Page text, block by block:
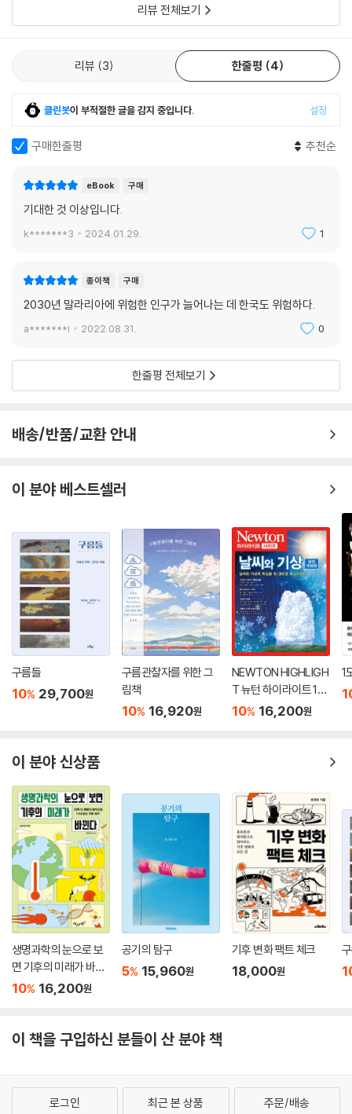
다. 우리의 관심은 과거의 오류가 아니라 미래의 전략이다.―본문에서
이 책의 저자들은 글로벌 기후 과학 분야에서 1급 학자이며, 기후 위기 및
탄소 제로 관련 글로벌 정책 분야에서 막강한 영향력을 가진 저명 인사다.
저자 소개에 명시된 대로 요한 록스트룀은 지구 대기의 이산화탄소 농도가
320피피엠이던 시절(1965년)에 태어났으며 오웬 가프니가 태어날 무렵
수치는 416피피엠을 기록할 정도로 기후 변화는 지구의 위험 한계선에 대
한 가장 강렬한 위협으로 다가왔다.?
장으로서 12년간 재직했고, 2018년 10월부터 독일에 본부를 둔 포츠담 기
후 영향 연구소 소장으로 일하고 있다. 동시에 독일 포츠담 대학교와 스웨
덴 스톡홀름 대학교에서 글로벌 지속 가능성을 주제로 연구하며 가르치고
있는 전제 조건과 한계를 과학적으로 파악할 수 있게 해 줄 ‘지구 위험 한계
선’이라는 새로운 개념을 고안해 냈고, 과학적으로 정식화했다.
지구 환경 변화를 회피할 수 있을지도 모른다는 이 개념을 록스트룀은 28
생존을 지원해 주는 전제 조건이 되는 시스템을 9가지로 구분하고 각각의
하기도 했다.
그의 이 지구 위험 한계선 연구는 2010년대 이후 점증되는 기후 위기와 함
께 폭발적인 관심을 모았고, 분석 회사 클래리베이트(Clarivate)는 그를
최근 10년 동안 해당 분야에서 가장 많이 인용된 상위 1퍼센트의 연구자로
선정해 발표하기도 했다. 유럽 기후 위기 관련 연구와 정부 정책 등에서 막
강한 영향력을 발휘하는 그는 2009년에 과학과 사회를 이어주는 공로로
《포커스》에서 선정하는 ‘올해의 스웨덴 인’ 상을 수상했다. 스웨덴의 환경
경제 잡지 《밀료아크투엘트(Miljoaktuellt)》는 그를 환경 문제에서 스웨
덴에서 두 번째로 영향력 있는 인물로 꼽기도 했고, 스웨덴의 대표 경제지
《벡칸스마페레르(VeckansAffarer)》는 2010년 그에게 ‘소셜 캐피탈리
자 심포지엄의 의장을 맡기도 했다. 또한 유럽과 미국의 정?재계에서 기후
위기 및 탄소 중립과 관련해서 막강한 영향력을 발휘하는 기구들인 EAT
재단(EAT Foundation), KR 재단(KR Foundation), 글로벌 챌린지스
재단(Global Challenges Foundation), 지구 연합(Earth League),
미래 지구(Future Earth), 어스 커미션(Earth Commission) 등의 임원
이자 펠로로 활동 중이며, 세계 경제 포럼, 유엔 총회, 유엔 지속 가능 개발
솔루션 네트워크(SDSN), 유엔 기후 변화 협약(UNFCCC)에 강연자 또는
조직자로 활약했고, 유럽 투자 은행(EIB)의 자문 그룹에서 정규 멤버로 활
동하며 탄소 중립 선언 이후 유럽 사회의 정계, 재계, 시민 사회 등 각계에
다양한 조언과 제안을 내놓고 있다.
로 유명세를 탔다. 산업 혁명의 이전과 이후, 지구 환경의 변화가 완전히 바
세 방정식을 발표해 2000년 폴 크루첸이 인류세라는 아이디어를 내놓은
- 크리스티아나 피게레스 (기후 변화에 관한 유엔 기본 협약(UNFCCC) 전 집행 위
티핑 포인트는 무시무시한 의미를 내포한다. 우리가 이 지점을 넘어서면,
과 합쳐지면, 우리가 할 수 있는 것은 없다고 봐야 한다.
- 제임스 한센 (전 NASA 연구원)
리뷰 전체보기
리뷰 3 한줄평 4
클린봇이 부적절한 글을 감지 중입니다. 설정
구매한줄평 추천순
eBook 구매
기대한 것 이상입니다.
k*******3 2024.01.29. 1
종이책 구매
2030년 말라리아에 위험한 인구가 늘어나는 데 한국도 위험하다.
a*******i 2022.08.31. 0
한줄평 전체보기
배송/반품/교환 안내
이 분야 베스트셀러
구름들
10% 29,700원
구름관찰자를 위한 그
림책
10% 16,920원
NEWTON HIGHLIGH
T 뉴턴 하이라이트 13
3 날씨와 기상
10% 16,200원
1
이 분야 신상품
생명과학의 눈으로 보
면 기후의 미래가 바뀐
다
10% 16,200원
공기의 탐구
5% 15,960원
기후 변화 팩트 체크
18,000원
이 책을 구입하신 분들이 산 분야 책
로그인 최근 본 상품 주문/배송